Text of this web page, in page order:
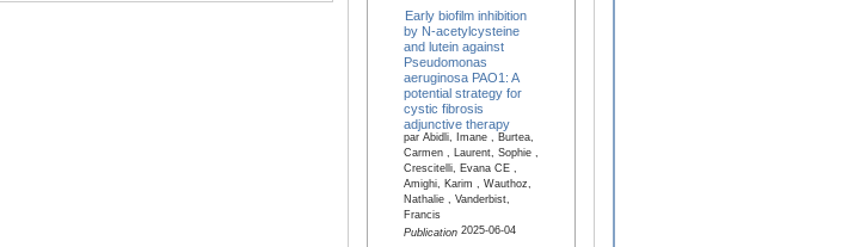
Early biofilm inhibition
by N-acetylcysteine
and lutein against
Pseudomonas
aeruginosa PAO1: A
potential strategy for
cystic fibrosis
adjunctive therapy
par Abidli, Imane , Burtea,
Carmen , Laurent, Sophie ,
Crescitelli, Evana CE ,
Amighi, Karim , Wauthoz,
Nathalie , Vanderbist,
Francis
Publication2025-06-04